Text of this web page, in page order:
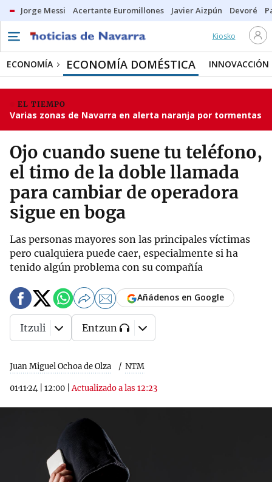
Jorge Messi Acertante Euromillones Javier Aizpún Devoré
Kiosko
ECONOMÍA ECONOMÍA DOMÉSTICA INNOVACCIÓN
EL TIEMPO
Varias zonas de Navarra en alerta naranja por tormentas
Ojo cuando suene tu teléfono,
el timo de la doble llamada
para cambiar de operadora
sigue en boga
Las personas mayores son las principales víctimas
pero cualquiera puede caer, especialmente si ha
tenido algún problema con su compañía
Juan Miguel Ochoa de Olza NTM
01·11·24 12:00 |Actualizado a las 12:23
Añádenos en Google
Itzuli Entzun